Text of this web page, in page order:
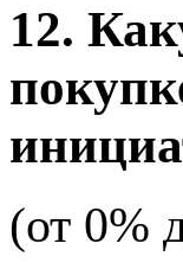
12.
(от 0%